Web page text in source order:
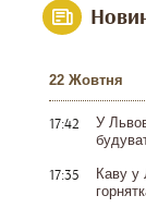
22 Жовтня
17:42
У
17:35
Каву у